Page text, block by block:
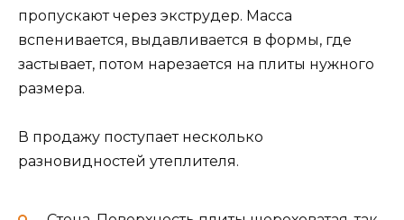
пропускают через экструдер. Масса
вспенивается, выдавливается в формы, где
застывает, потом нарезается на плиты нужного
размера.
В продажу поступает несколько
разновидностей утеплителя.